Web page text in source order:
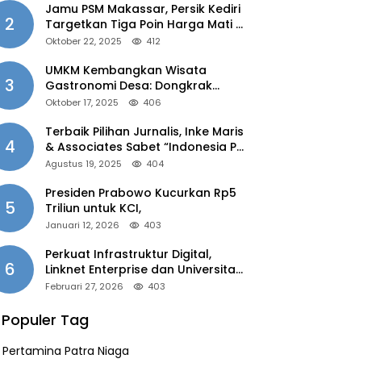
2
Jamu PSM Makassar, Persik Kediri
Targetkan Tiga Poin Harga Mati di
Kandang
Oktober 22, 2025 412
3
UMKM Kembangkan Wisata
Gastronomi Desa: Dongkrak
Ekonomi Daerah, Perluas Pasar
Oktober 17, 2025 406
4
Terbaik Pilihan Jurnalis, Inke Maris
& Associates Sabet “Indonesia PR
of the Year 2025”
Agustus 19, 2025 404
5
Presiden Prabowo Kucurkan Rp5
Triliun untuk KCI,
Januari 12, 2026 403
6
Perkuat Infrastruktur Digital,
Linknet Enterprise dan Universitas
Jember Jalin Kolaborasi Smart
Februari 27, 2026 403
Populer Tag
Pertamina Patra Niaga